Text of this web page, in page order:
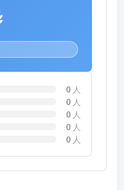
0 人
0 人
0 人
0 人
0 人